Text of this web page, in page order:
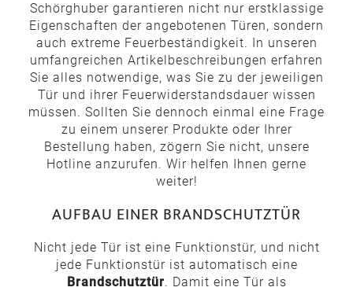
Schörghuber garantieren nicht nur erstklassige
Eigenschaften der angebotenen Türen, sondern
auch extreme Feuerbeständigkeit. In unseren
umfangreichen Artikelbeschreibungen erfahren
Sie alles notwendige, was Sie zu der jeweiligen
Tür und ihrer Feuerwiderstandsdauer wissen
müssen. Sollten Sie dennoch einmal eine Frage
zu einem unserer Produkte oder Ihrer
Bestellung haben, zögern Sie nicht, unsere
Hotline anzurufen. Wir helfen Ihnen gerne
weiter!
AUFBAU EINER BRANDSCHUTZTÜR
Nicht jede Tür ist eine Funktionstür, und nicht
jede Funktionstür ist automatisch eine
Brandschutztür. Damit eine Tür als